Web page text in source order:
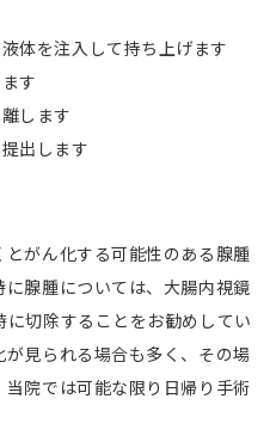
体を注入して持ち上げます
す
します
出します
がん化する可能性のある腺腫
腺腫については、大腸内視鏡
切除することをお勧めしてい
見られる場合も多く、その場
院では可能な限り日帰り手術